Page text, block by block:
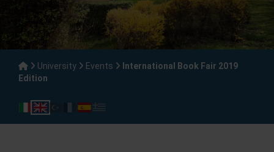
University Events
International Book Fair 2019
Edition